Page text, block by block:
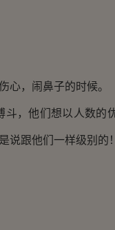
，闹鼻子的时候。
，他们想以人数的
说跟他们一样级别的！